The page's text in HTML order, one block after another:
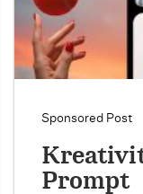
Sponsored Post
Prompt